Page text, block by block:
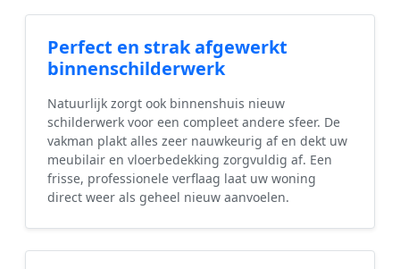
Perfect en strak afgewerkt
binnenschilderwerk
Natuurlijk zorgt ook binnenshuis nieuw
schilderwerk voor een compleet andere sfeer. De
vakman plakt alles zeer nauwkeurig af en dekt uw
meubilair en vloerbedekking zorgvuldig af. Een
frisse, professionele verflaag laat uw woning
direct weer als geheel nieuw aanvoelen.